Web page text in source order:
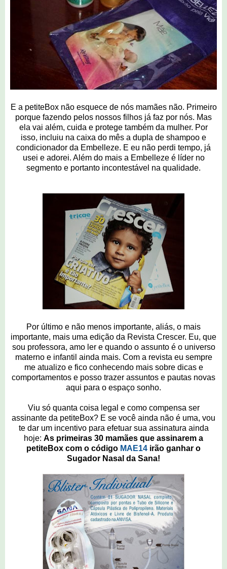
E a petiteBox não esquece de nós mamães não. Primeiro
porque fazendo pelos nossos filhos já faz por nós. Mas
ela vai além, cuida e protege também da mulher. Por
isso, incluiu na caixa do mês a dupla de shampoo e
condicionador da Embelleze. E eu não perdi tempo, já
usei e adorei. Além do mais a Embelleze é líder no
segmento e portanto incontestável na qualidade.
Por último e não menos importante, aliás, o mais
importante, mais uma edição da Revista Crescer. Eu, que
sou professora, amo ler e quando o assunto é o universo
materno e infantil ainda mais. Com a revista eu sempre
me atualizo e fico conhecendo mais sobre dicas e
comportamentos e posso trazer assuntos e pautas novas
aqui para o espaço sonho.
Viu só quanta coisa legal e como compensa ser
assinante da petiteBox? E se você ainda não é uma, vou
te dar um incentivo para efetuar sua assinatura ainda
hoje: As primeiras 30 mamães que assinarem a
petiteBox com o código MAE14 irão ganhar o
Sugador Nasal da Sana!